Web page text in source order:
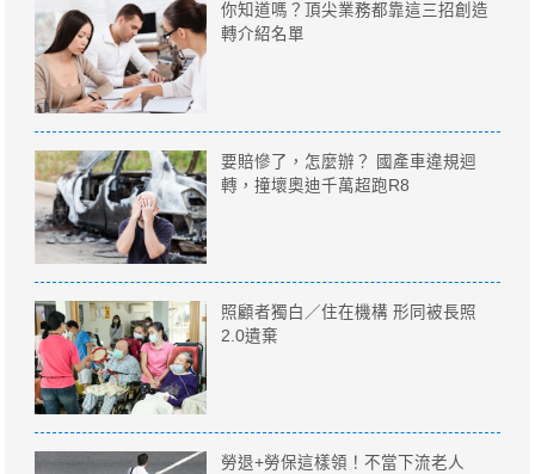
你知道嗎？頂尖業務都靠這三招創造
轉介紹名單
要賠慘了，怎麼辦？ 國產車違規迴
轉，撞壞奧迪千萬超跑R8
照顧者獨白／住在機構 形同被長照
2.0遺棄
勞退+勞保這樣領！不當下流老人